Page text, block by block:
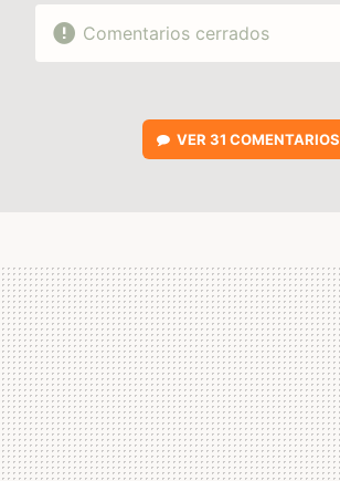
Comentarios cerrados
VER 31 COMENTARIOS